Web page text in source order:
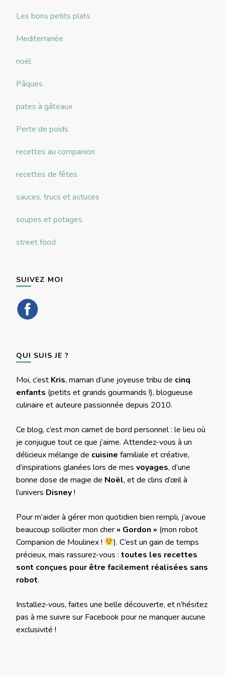
Les bons petits plats
Mediterranée
noël
Pâques
pates à gâteaux
Perte de poids
recettes au companion
recettes de fêtes
sauces, trucs et astuces
soupes et potages
street food
SUIVEZ MOI
QUI SUIS JE ?
Moi, c’est Kris, maman d’une joyeuse tribu de cinq
enfants (petits et grands gourmands !), blogueuse
culinaire et auteure passionnée depuis 2010.
Ce blog, c’est mon carnet de bord personnel : le lieu où
je conjugue tout ce que j’aime. Attendez-vous à un
délicieux mélange de cuisine familiale et créative,
d’inspirations glanées lors de mes voyages, d’une
bonne dose de magie de Noël, et de clins d’œil à
l’univers Disney!
Pour m’aider à gérer mon quotidien bien rempli, j’avoue
beaucoup solliciter mon cher « Gordon » (mon robot
Companion de Moulinex !
). C’est un gain de temps
précieux, mais rassurez-vous : toutes les recettes
sont conçues pour être facilement réalisées sans
robot.
Installez-vous, faites une belle découverte, et n’hésitez
pas à me suivre sur Facebook pour ne manquer aucune
exclusivité !